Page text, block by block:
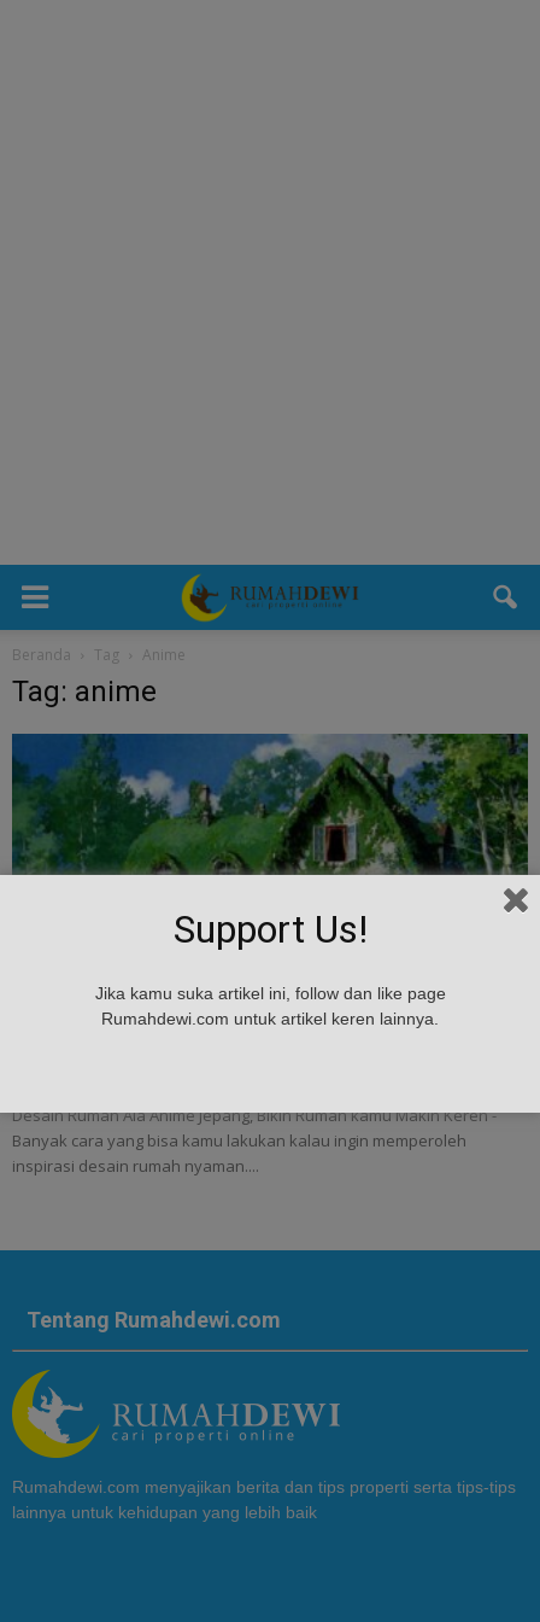
Beranda Tag Anime
Tag: anime
Desain Rumah Ala Anime Jepang, Bikin
Desain Rumah Ala Anime Jepang, Bikin Rumah kamu Makin Keren -
Banyak cara yang bisa kamu lakukan kalau ingin memperoleh
inspirasi desain rumah nyaman....
Tentang Rumahdewi.com
Rumahdewi.com menyajikan berita dan tips properti serta tips-tips
lainnya untuk kehidupan yang lebih baik
Support Us!
Jika kamu suka artikel ini, follow dan like page
Rumahdewi.com untuk artikel keren lainnya.